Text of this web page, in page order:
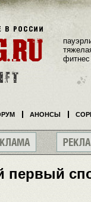
первый
фитнес
АНОНСЫ